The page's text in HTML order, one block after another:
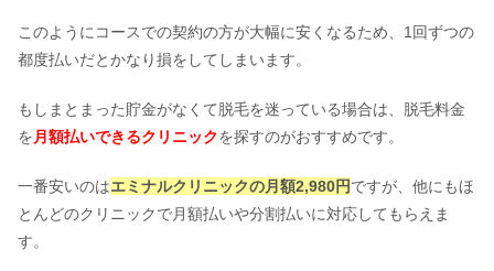
このようにコースでの契約の方が大幅に安くなるため、1回ずつの
都度払いだとかなり損をしてしまいます。
もしまとまった貯金がなくて脱毛を迷っている場合は、脱毛料金
を 月額払いできるクリニックを探すのがおすすめです。
一番安いのはエミナルクリニックの月額2,980円ですが、他にもほ
とんどのクリニックで月額払いや分割払いに対応してもらえま
す。